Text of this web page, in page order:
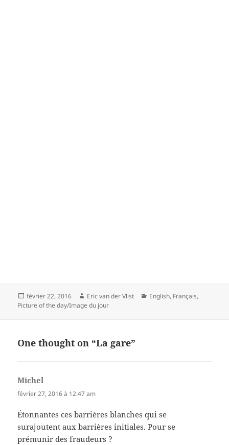
Posted
on
février 22, 2016 Author
Eric van der Vlist Categories
English, Français,
Picture of the day/Image du jour
One thought on “La gare”
Michel
février 27, 2016 à 12:47 am
Étonnantes ces barrières blanches qui se
surajoutent aux barrières initiales. Pour se
prémunir des fraudeurs ?